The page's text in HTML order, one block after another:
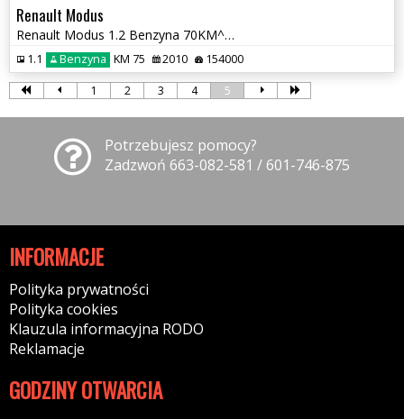
Renault Modus
Renault Modus 1.2 Benzyna 70KM^^154 Tys.km^^2010r^^Klimatyzacja^^
1.1 Benzyna KM 75 2010 154000
1 2 3 4 5
Potrzebujesz pomocy?
Zadzwoń 663-082-581 / 601-746-875
INFORMACJE
Polityka prywatności
Polityka cookies
Klauzula informacyjna RODO
Reklamacje
GODZINY OTWARCIA